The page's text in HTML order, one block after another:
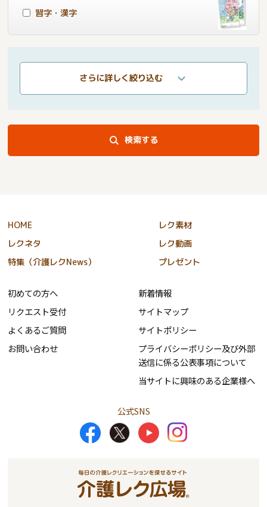
習字・漢字
さらに詳しく絞り込む
検索する
HOME
レク素材
レクネタ
レク動画
特集（介護レクNews）
プレゼント
初めての方へ
リクエスト受付
よくあるご質問
お問い合わせ
新着情報
サイトマップ
サイトポリシー
プライバシーポリシー及び外部
送信に係る公表事項について
当サイトに興味のある企業様へ
公式SNS